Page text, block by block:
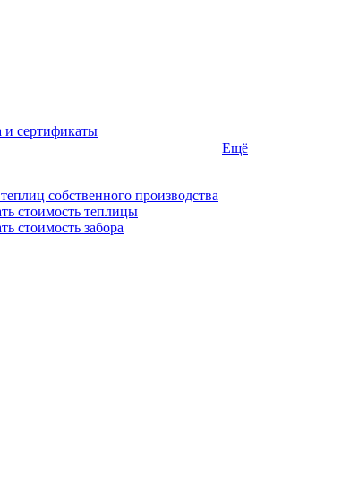
и сертификаты
собственного производства
стоимость теплицы
стоимость забора
Ещё